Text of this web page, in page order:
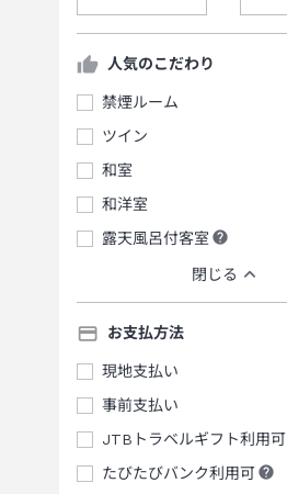
人気のこだわり
禁煙ルーム
ツイン
和室
和洋室
露天風呂付客室
閉じる
お支払方法
現地支払い
事前支払い
JTBトラベルギフト利用可
たびたびバンク利用可